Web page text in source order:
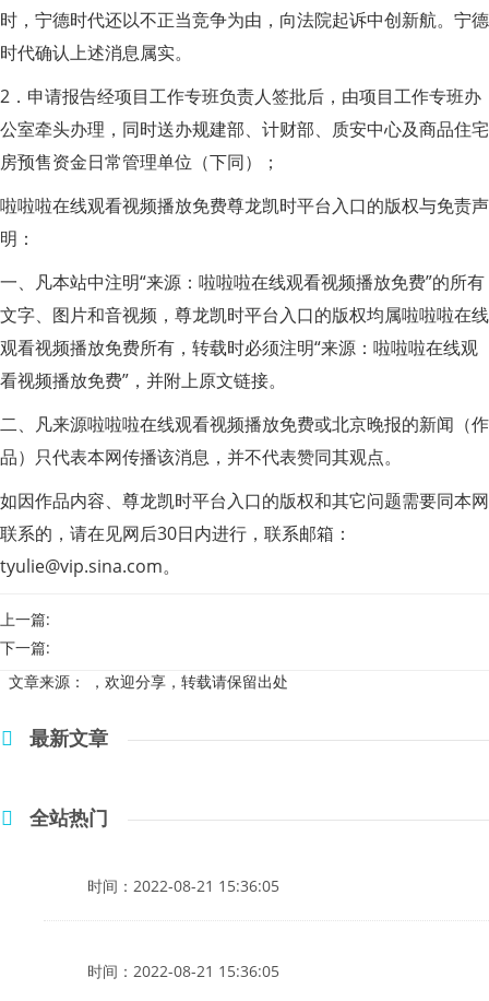
时，宁德时代还以不正当竞争为由，向法院起诉中创新航。宁德
时代确认上述消息属实。
2．申请报告经项目工作专班负责人签批后，由项目工作专班办
公室牵头办理，同时送办规建部、计财部、质安中心及商品住宅
房预售资金日常管理单位（下同）；
啦啦啦在线观看视频播放免费尊龙凯时平台入口的版权与免责声
明：
一、凡本站中注明“来源：啦啦啦在线观看视频播放免费”的所有
文字、图片和音视频，尊龙凯时平台入口的版权均属啦啦啦在线
观看视频播放免费所有，转载时必须注明“来源：啦啦啦在线观
看视频播放免费”，并附上原文链接。
二、凡来源啦啦啦在线观看视频播放免费或北京晚报的新闻（作
品）只代表本网传播该消息，并不代表赞同其观点。
如因作品内容、尊龙凯时平台入口的版权和其它问题需要同本网
联系的，请在见网后30日内进行，联系邮箱：
tyulie@vip.sina.com。
上一篇:
下一篇:
文章来源：
，欢迎分享，转载请保留出处
最新文章
全站热门
时间：2022-08-21 15:36:05
时间：2022-08-21 15:36:05